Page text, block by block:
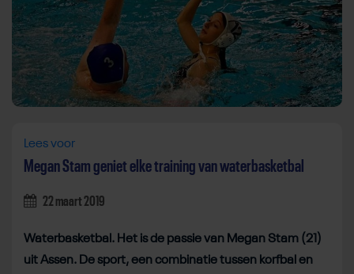
Lees voor
Megan Stam geniet elke training van waterbasketbal
22 maart 2019
Waterbasketbal. Het is de passie van Megan Stam (21)
uit Assen. De sport, een combinatie tussen korfbal en